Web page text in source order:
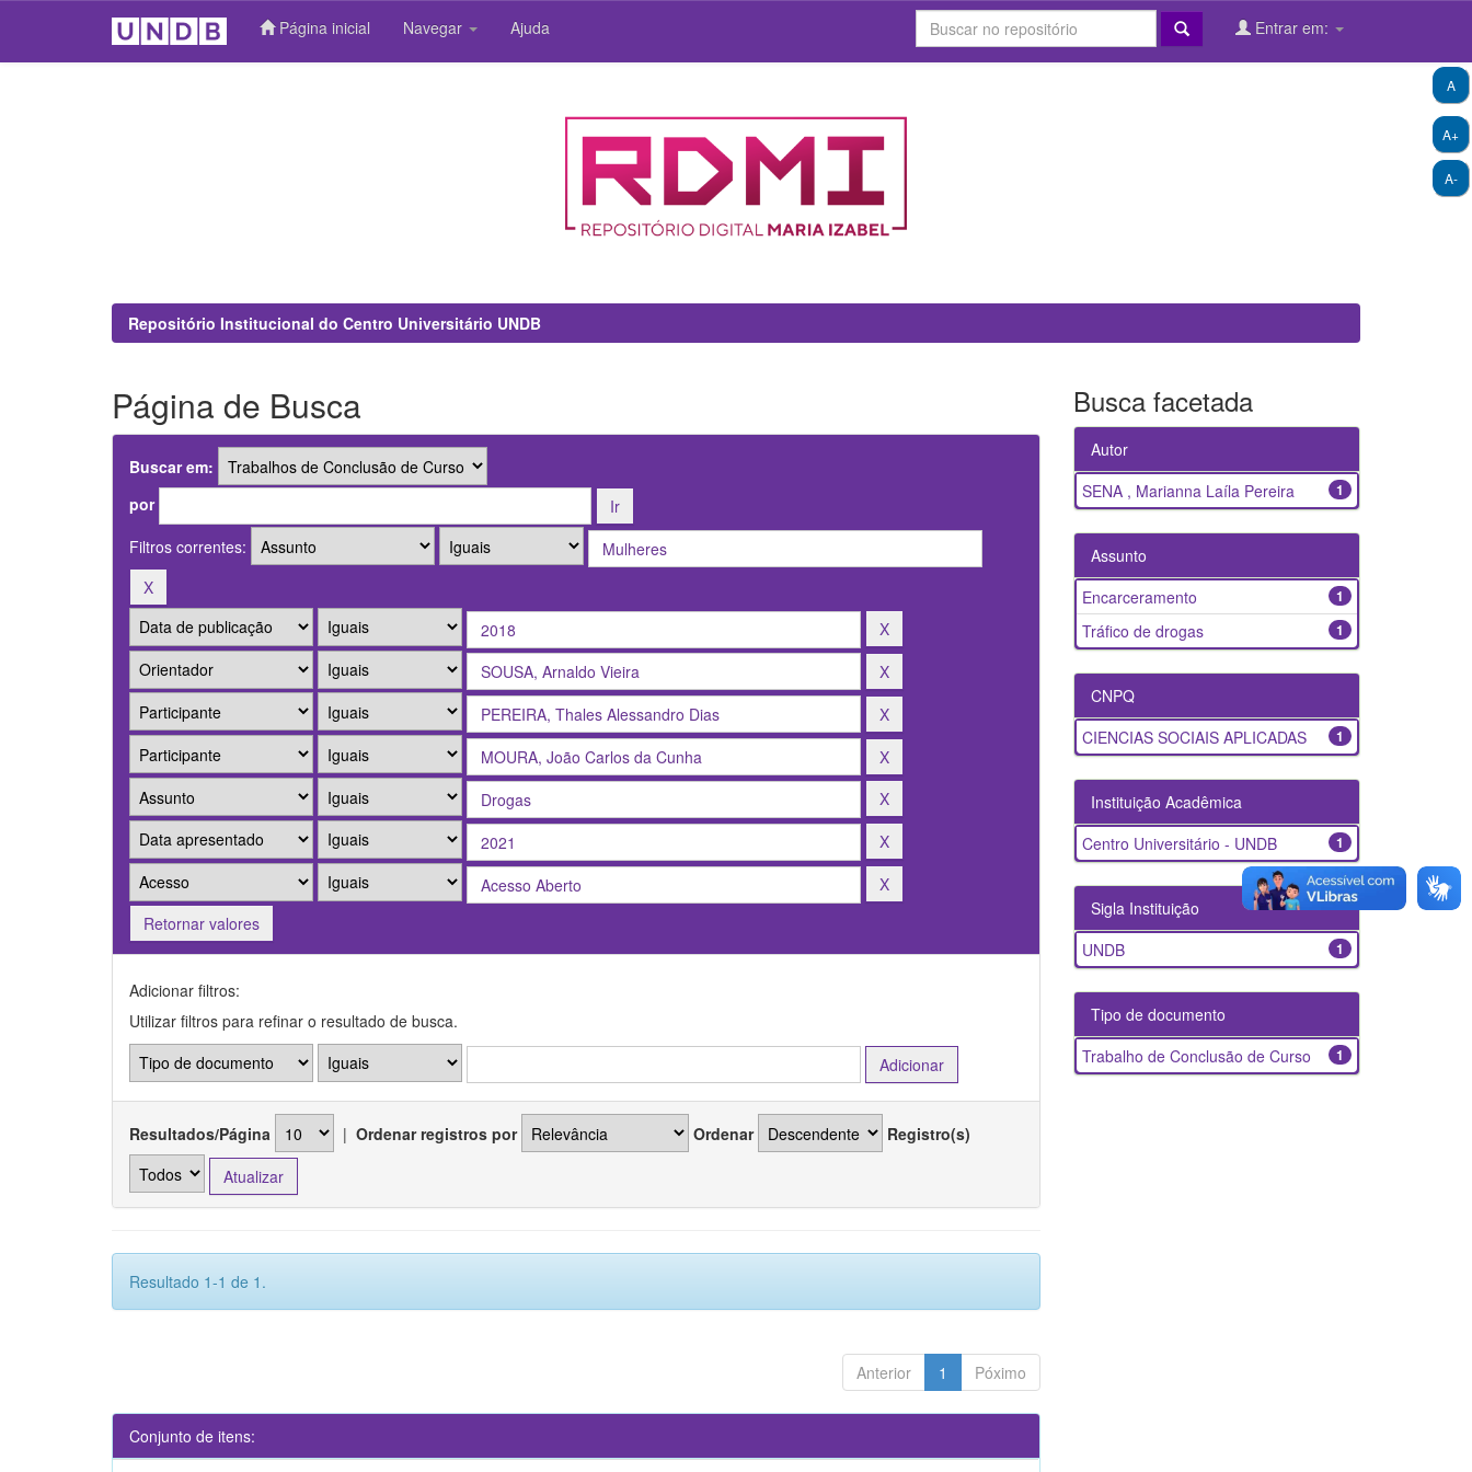
Página inicial Navegar Ajuda Entrar em:
A+
A-
A
Repositório Institucional do Centro Universitário UNDB
Página de Busca
Buscar em:
por
Filtros correntes:
Retornar valores
Adicionar filtros:
Utilizar filtros para refinar o resultado de busca.
Resultados/Página | Ordenar registros por Ordenar Registro(s)
Resultado 1-1 de 1.
Anterior 1 Póximo
Conjunto de itens:
Busca facetada
Autor
1
SENA , Marianna Laíla Pereira
Assunto
1
Encarceramento
1
Tráfico de drogas
CNPQ
1
CIENCIAS SOCIAIS APLICADAS
Instituição Acadêmica
1
Centro Universitário - UNDB
Sigla Instituição
1
UNDB
Tipo de documento
1
Trabalho de Conclusão de Curso